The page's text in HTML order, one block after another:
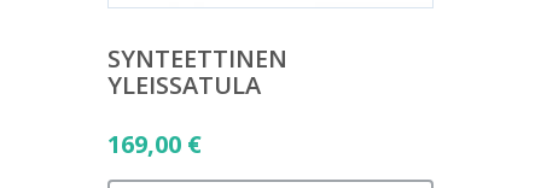
SYNTEETTINEN
YLEISSATULA
169,00 €